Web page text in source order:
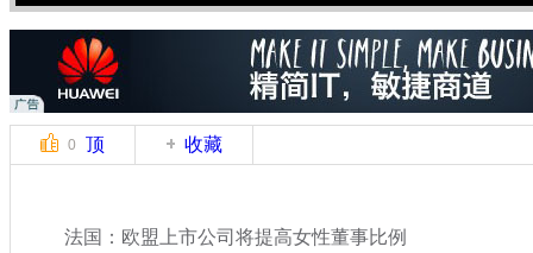
0 顶 收藏
法国：欧盟上市公司将提高女性董事比例